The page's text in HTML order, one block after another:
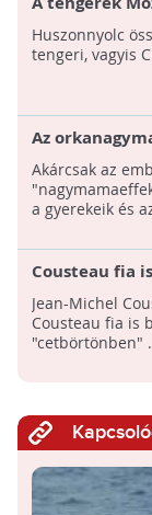
Huszonnyolc
tengeri, vagyis
Az
maradását
Akárcsak az
a gyerekeik és
Cousteau fia
foglyainak
Jean-Michel
Cousteau fia is
"cetbörtönben"